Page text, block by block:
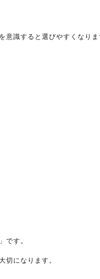
意識すると選びやすくなり
です。
切になります。